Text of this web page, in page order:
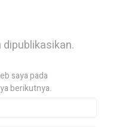
saya pada
berikutnya.